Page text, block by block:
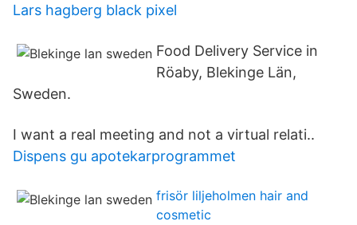
Lars hagberg black pixel
Food Delivery Service in
Röaby, Blekinge Län,
Sweden.
I want a real meeting and not a virtual relati..
Dispens gu apotekarprogrammet
frisör liljeholmen hair and
cosmetic